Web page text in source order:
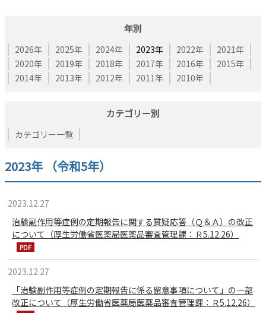
年別
2026年 2025年 2024年 2023年 2022年
2021年
2020年
2019年 2018年 2017年 2016年
2015年
2014年
2013年 2012年 2011年 2010年
カテゴリー別
カテゴリー一覧
2023年 （令和5年）
2023.12.27
治験副作用等症例の定期報告に関する質疑応答（Ｑ＆Ａ）の改正
について（厚生労働省医薬局医薬品審査管理課：Ｒ5.12.26）
2023.12.27
「治験副作用等症例の定期報告に係る留意事項について」の一部
改正について（厚生労働省医薬局医薬品審査管理課：Ｒ5.12.26）